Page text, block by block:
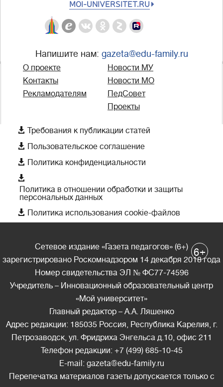
MOI-UNIVERSITET.RU
Напишите нам: gazeta@edu-family.ru
О проекте
Контакты
Рекламодателям
Новости МУ
Новости МО
ПедСовет
Проекты
 Требования к публикации статей
 Пользовательское соглашение
 Политика конфиденциальности

Политика в отношении обработки и защиты
персональных данных
 Политика использования cookie-файлов
Сетевое издание «Газета педагогов» (6+)
зарегистрировано Роскомнадзором 14 декабря 2018 года
Номер свидетельства ЭЛ № ФС77-74596
Учредитель – Инновационный образовательный центр
«Мой университет»
Главный редактор – А.А. Ляшенко
Адрес редакции: 185035 Россия, Республика Карелия, г.
Петрозаводск, ул. Фридриха Энгельса д.10, офис 211
Телефон редакции: +7 (499) 685-10-45
E-mail: gazeta@edu-family.ru
Перепечатка материалов газеты допускается только c
6+